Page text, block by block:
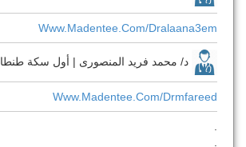
Www.madentee.com/dralaana3em
د/ محمد فريد المنصورى | أول سكة طنطا
Www.madentee.com/drmfareed